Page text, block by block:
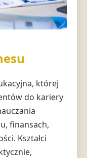
której
do kariery
finansach,
Kształci